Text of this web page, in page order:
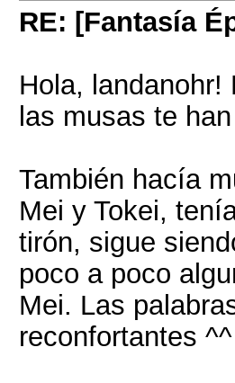
RE: [Fantasía
Hola,
las musas te
También hacía
Mei y Tokei,
tirón, sigue
poco a poco
Mei. Las
reconfortantes ^^